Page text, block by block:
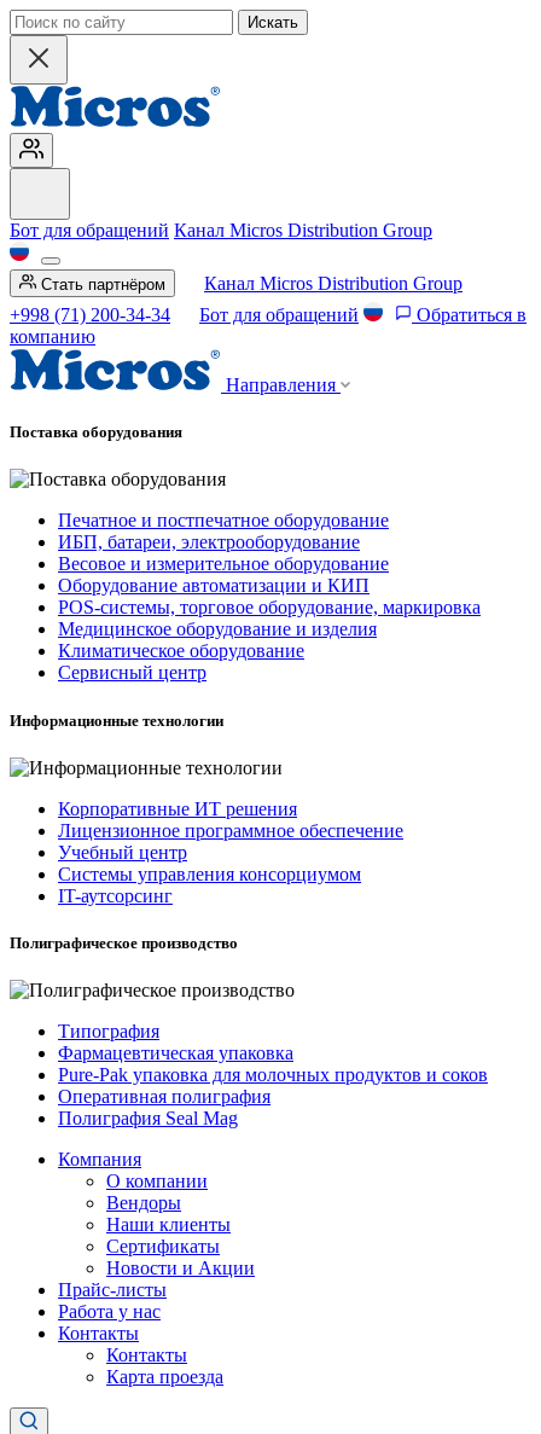
Искать
Бот для обращений Канал Micros Distribution Group
Стать партнёром
Канал Micros Distribution Group
+998 (71) 200-34-34
Бот для обращений
Обратиться в
компанию
Направления
Поставка оборудования
Печатное и постпечатное оборудование
ИБП, батареи, электрооборудование
Весовое и измерительное оборудование
Оборудование автоматизации и КИП
POS-системы, торговое оборудование, маркировка
Медицинское оборудование и изделия
Климатическое оборудование
Сервисный центр
Информационные технологии
Корпоративные ИТ решения
Лицензионное программное обеспечение
Учебный центр
Системы управления консорциумом
IT-аутсорсинг
Полиграфическое производство
Типография
Фармацевтическая упаковка
Pure-Pak упаковка для молочных продуктов и соков
Оперативная полиграфия
Полиграфия Seal Mag
Компания
О компании
Вендоры
Наши клиенты
Сертификаты
Новости и Акции
Прайс-листы
Работа у нас
Контакты
Контакты
Карта проезда